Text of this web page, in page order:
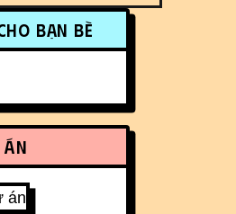
and
bạn bè
án